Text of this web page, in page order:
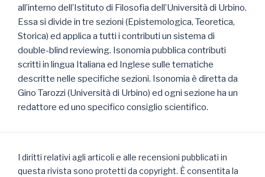
all’interno dell’Istituto di Filosofia dell’Università di Urbino.
Essa si divide in tre sezioni (Epistemologica, Teoretica,
Storica) ed applica a tutti i contributi un sistema di
double-blind reviewing. Isonomia pubblica contributi
scritti in lingua Italiana ed Inglese sulle tematiche
descritte nelle specifiche sezioni. Isonomia è diretta da
Gino Tarozzi (Università di Urbino) ed ogni sezione ha un
redattore ed uno specifico consiglio scientifico.
I diritti relativi agli articoli e alle recensioni pubblicati in
questa rivista sono protetti da copyright. È consentita la